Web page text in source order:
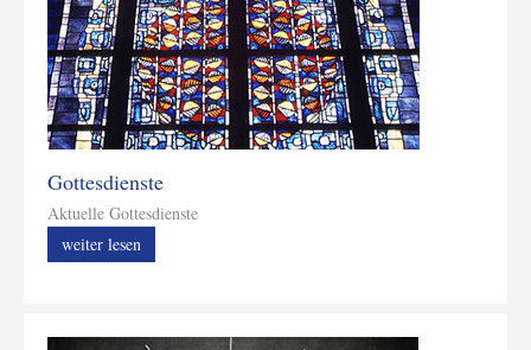
Gottesdienste
Aktuelle Gottesdienste
weiter lesen